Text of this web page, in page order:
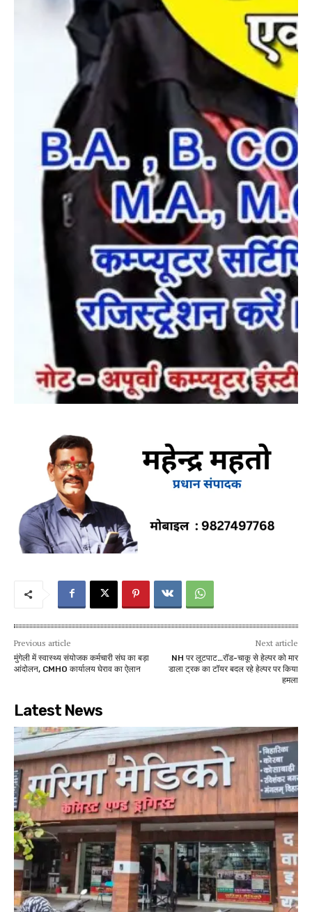
Previous article
मुंगेली में स्वास्थ्य संयोजक कर्मचारी संघ का बड़ा
आंदोलन, CMHO कार्यालय घेराव का ऐलान
Next article
NH पर लूटपाट…रॉड-चाकू से हेल्पर को मार
डाला ट्रक का टॉयर बदल रहे हेल्पर पर किया
हमला
Latest News